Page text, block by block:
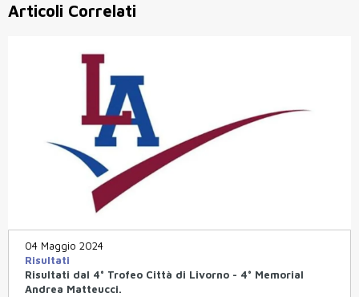
Articoli Correlati
04 Maggio 2024
Risultati
Risultati dal 4° Trofeo Città di Livorno - 4° Memorial
Andrea Matteucci.